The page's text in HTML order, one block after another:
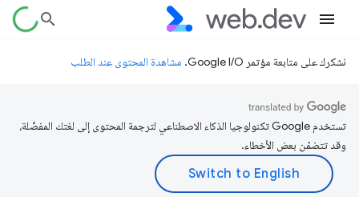
نشكرك على متابعة مؤتمر Google I/O. مشاهدة المحتوى عند الطلب
تستخدم Google تكنولوجيا الذكاء الاصطناعي لترجمة المحتوى إلى لغتك المفضّلة،
وقد تتضمّن بعض الأخطاء.